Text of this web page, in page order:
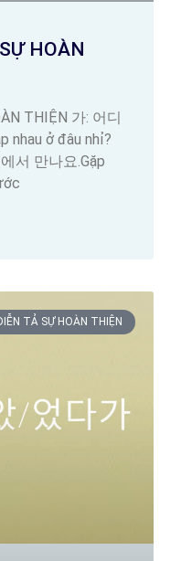
HOÀN
THIỆN 가: 어디
nhau ở đâu nhỉ?
서 만나요.Gặp
TẢ SỰ HOÀN THIỆN